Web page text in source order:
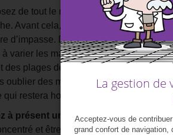
de tout le matériel, ne vous lancez
Avant cela,
réalisez un planning
d’impasse. Dans ce planning, évitez
varier les matières afin de ne pas en
des plages de révisions théoriques mais
oublier des moments de pauses pour
restera hors de portée le reste du
à présent un lieu calme et propice
et être à l’abri de toute
La gestion de
Acceptez-vous de
grand confort de navigation,